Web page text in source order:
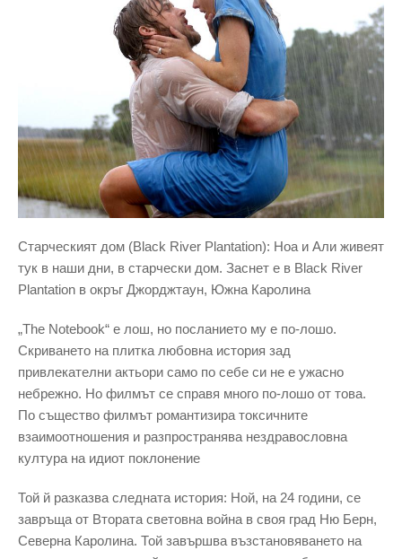
Старческият дом (Black River Plantation): Ноа и Али живеят
тук в наши дни, в старчески дом. Заснет е в Black River
Plantation в окръг Джорджтаун, Южна Каролина
„The Notebook“ е лош, но посланието му е по-лошо.
Скриването на плитка любовна история зад
привлекателни актьори само по себе си не е ужасно
небрежно. Но филмът се справя много по-лошо от това.
По същество филмът романтизира токсичните
взаимоотношения и разпространява нездравословна
култура на идиот поклонение
Той й разказва следната история: Ной, на 24 години, се
завръща от Втората световна война в своя град Ню Берн,
Северна Каролина. Той завършва възстановяването на